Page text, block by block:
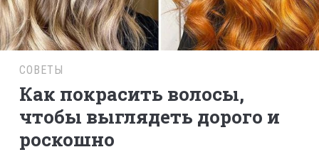
СОВЕТЫ
Как покрасить волосы,
чтобы выглядеть дорого и
роскошно